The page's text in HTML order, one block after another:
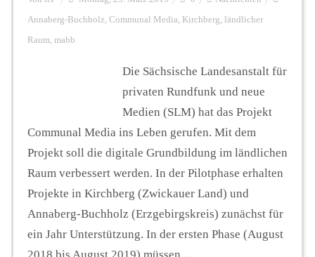
Annaberg-Buchholz, Communal Media, Kirchberg, ländlicher
Raum, mabb
Die Sächsische Landesanstalt für
privaten Rundfunk und neue
Medien (SLM) hat das Projekt
Communal Media ins Leben gerufen. Mit dem
Projekt soll die digitale Grundbildung im ländlichen
Raum verbessert werden. In der Pilotphase erhalten
Projekte in Kirchberg (Zwickauer Land) und
Annaberg-Buchholz (Erzgebirgskreis) zunächst für
ein Jahr Unterstützung. In der ersten Phase (August